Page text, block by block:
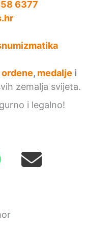
6377
ordene, medalje i
zemalja svijeta.
i legalno!